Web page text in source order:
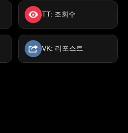
TT: 조회수
VK: 리포스트